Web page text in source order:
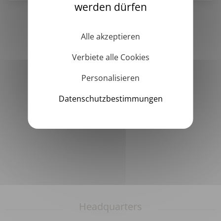
Headquarters
werden dürfen
Alle akzeptieren
Verbiete alle Cookies
Personalisieren
Datenschutzbestimmungen